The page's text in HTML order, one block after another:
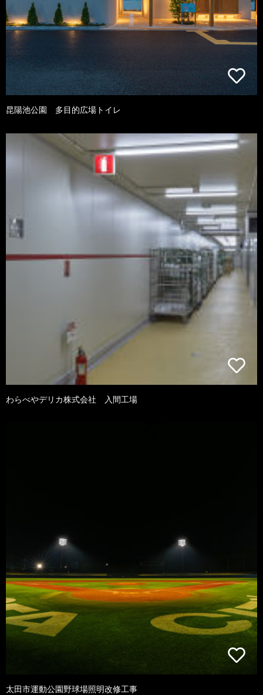
昆陽池公園 多目的広場トイレ
わらべやデリカ株式会社 入間工場
太田市運動公園野球場照明改修工事